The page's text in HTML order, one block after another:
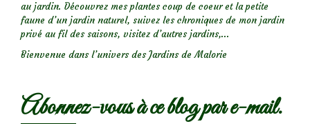
au jardin. Découvrez mes plantes coup de coeur et la petite
faune d’un jardin naturel, suivez les chroniques de mon jardin
privé au fil des saisons, visitez d’autres jardins,...
Bienvenue dans l’univers des Jardins de Malorie
Abonnez-vous à ce blog par e-mail.